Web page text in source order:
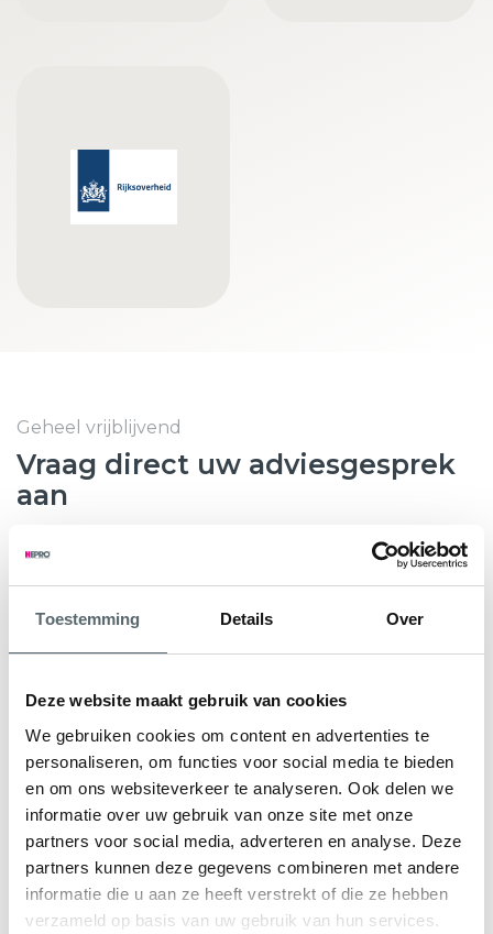
Toestemming Details Over
Deze website maakt gebruik van cookies
We gebruiken cookies om content en advertenties te
personaliseren, om functies voor social media te bieden
en om ons websiteverkeer te analyseren. Ook delen we
informatie over uw gebruik van onze site met onze
partners voor social media, adverteren en analyse. Deze
partners kunnen deze gegevens combineren met andere
informatie die u aan ze heeft verstrekt of die ze hebben
verzameld op basis van uw gebruik van hun services.
Geheel vrijblijvend
Vraag direct uw adviesgesprek
aan
Wilt u weten hoeveel subsidie u kunt krijgen voor nieuwe
kunststof kozijnen, HR++ glas of andere
verduurzamingsmaatregelen? Hepro helpt u graag verder.
onze specialisten samen met u de mogelijkheden voor uw
woning. We geven direct inzicht in de subsidieregeling Nij
Begun en eventuele aanvullende regelingen.
U ontvangt een persoonlijk advies en een heldere offerte
op maat, zodat u precies weet waar u aan toe bent.